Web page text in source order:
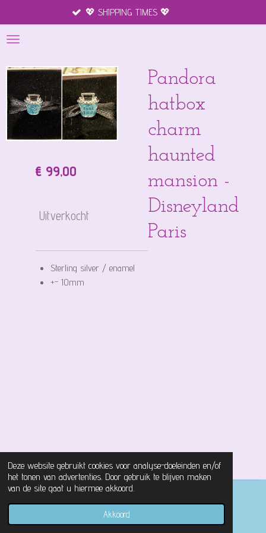
Deze website gebruikt cookies voor analyse-doeleinden en/of
het tonen van advertenties. Door gebruik te blijven maken
van de site gaat u hiermee akkoord.
Akkoord
direct
naar
hoofdinhoud
💖 SHIPPING TIMES 💖
Pandora
hatbox
charm
haunted
mansion -
Disneyland
Paris
€ 99,00
Uitverkocht
Sterling silver / enamel
+- 10mm